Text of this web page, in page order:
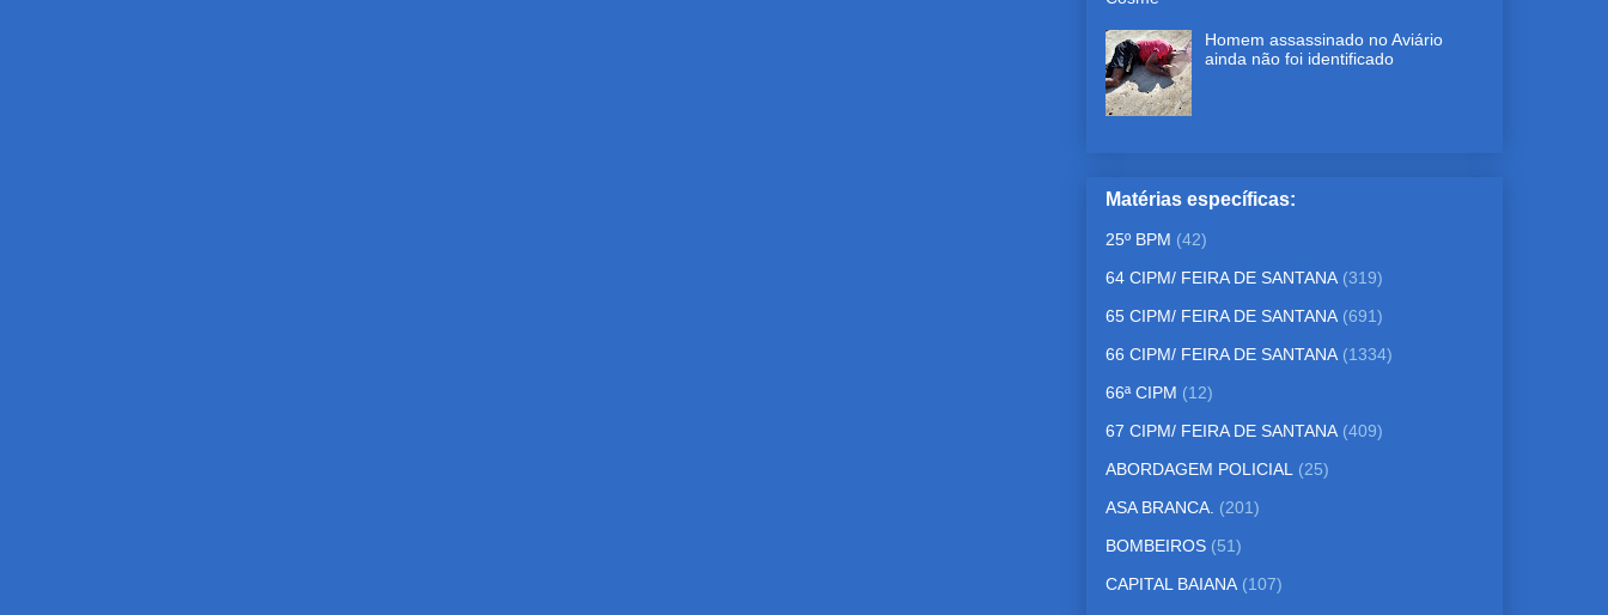
Homem assassinado no Aviário
ainda não foi identificado
Matérias específicas:
25º BPM (42)
64 CIPM/ FEIRA DE SANTANA (319)
65 CIPM/ FEIRA DE SANTANA (691)
66 CIPM/ FEIRA DE SANTANA (1334)
66ª CIPM (12)
67 CIPM/ FEIRA DE SANTANA (409)
ABORDAGEM POLICIAL (25)
ASA BRANCA. (201)
BOMBEIROS (51)
CAPITAL BAIANA (107)